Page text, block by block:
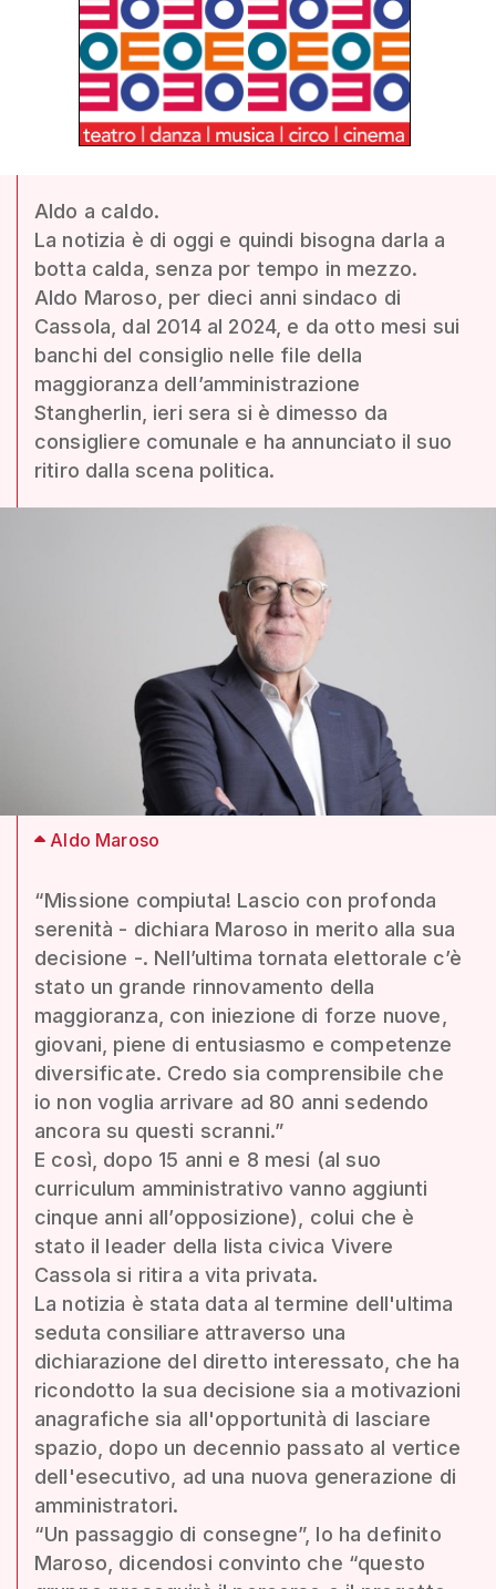
Aldo a caldo.
La notizia è di oggi e quindi bisogna darla a
botta calda, senza por tempo in mezzo.
Aldo Maroso, per dieci anni sindaco di
Cassola, dal 2014 al 2024, e da otto mesi sui
banchi del consiglio nelle file della
maggioranza dell’amministrazione
Stangherlin, ieri sera si è dimesso da
consigliere comunale e ha annunciato il suo
ritiro dalla scena politica.
Aldo Maroso
“Missione compiuta! Lascio con profonda
serenità - dichiara Maroso in merito alla sua
decisione -. Nell’ultima tornata elettorale c’è
stato un grande rinnovamento della
maggioranza, con iniezione di forze nuove,
giovani, piene di entusiasmo e competenze
diversificate. Credo sia comprensibile che
io non voglia arrivare ad 80 anni sedendo
ancora su questi scranni.”
E così, dopo 15 anni e 8 mesi (al suo
curriculum amministrativo vanno aggiunti
cinque anni all’opposizione), colui che è
stato il leader della lista civica Vivere
Cassola si ritira a vita privata.
La notizia è stata data al termine dell'ultima
seduta consiliare attraverso una
dichiarazione del diretto interessato, che ha
ricondotto la sua decisione sia a motivazioni
anagrafiche sia all'opportunità di lasciare
spazio, dopo un decennio passato al vertice
dell'esecutivo, ad una nuova generazione di
amministratori.
“Un passaggio di consegne”, lo ha definito
Maroso, dicendosi convinto che “questo